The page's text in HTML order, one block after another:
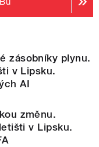
zásobníky plynu.
v Lipsku.
AI
změnu.
v Lipsku.